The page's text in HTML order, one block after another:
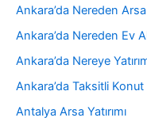
Ankara’da Nereden Arsa
Ankara’da Nereden Ev
Ankara’da Nereye
Ankara’da Taksitli Konut
Antalya Arsa Yatırımı